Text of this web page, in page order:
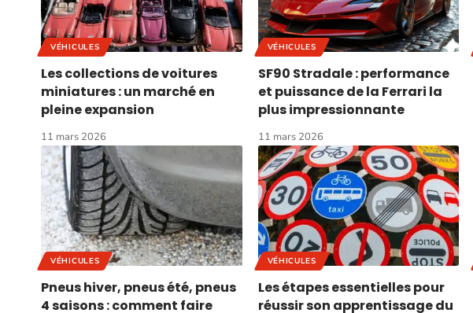
VÉHICULES
Les collections de voitures
miniatures : un marché en
pleine expansion
11 mars 2026
VÉHICULES
SF90 Stradale : performance
et puissance de la Ferrari la
plus impressionnante
11 mars 2026
VÉHICULES
Pneus hiver, pneus été, pneus
4 saisons : comment faire
VÉHICULES
Les étapes essentielles pour
réussir son apprentissage du